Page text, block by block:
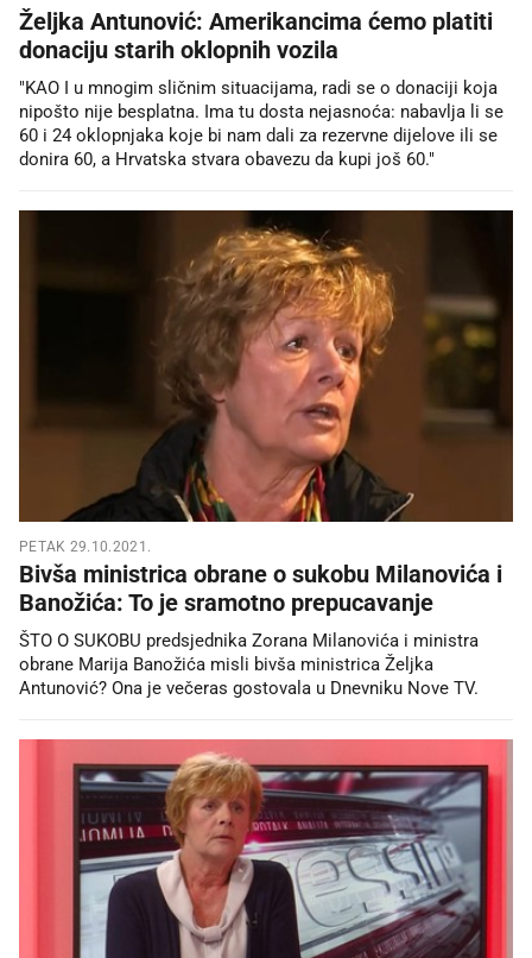
Željka Antunović: Amerikancima ćemo platiti
donaciju starih oklopnih vozila
"KAO I u mnogim sličnim situacijama, radi se o donaciji koja
nipošto nije besplatna. Ima tu dosta nejasnoća: nabavlja li se
60 i 24 oklopnjaka koje bi nam dali za rezervne dijelove ili se
donira 60, a Hrvatska stvara obavezu da kupi još 60."
PETAK 29.10.2021.
Bivša ministrica obrane o sukobu Milanovića i
Banožića: To je sramotno prepucavanje
ŠTO O SUKOBU predsjednika Zorana Milanovića i ministra
obrane Marija Banožića misli bivša ministrica Željka
Antunović? Ona je večeras gostovala u Dnevniku Nove TV.